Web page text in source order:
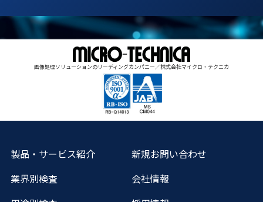
画像処理ソリューションのリーディングカンパニー／株式会社マイクロ・テクニカ
製品・サービス紹介
業界別検査
新規お問い合わせ
会社情報